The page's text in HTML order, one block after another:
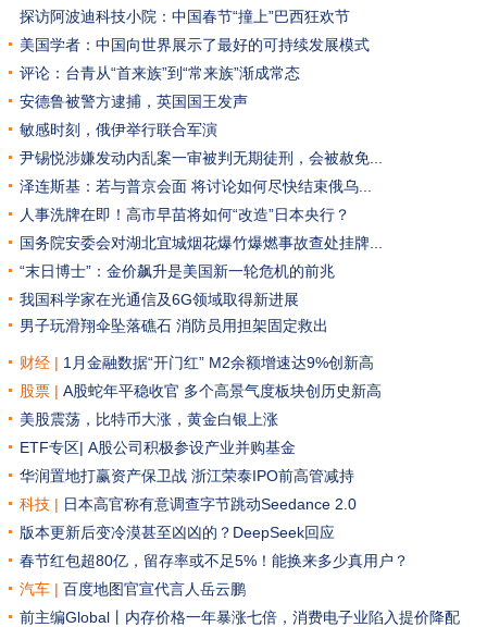
探访阿波迪科技小院：中国春节“撞上”巴西狂欢节
美国学者：中国向世界展示了最好的可持续发展模式
评论：台青从“首来族”到“常来族”渐成常态
安德鲁被警方逮捕，英国国王发声
敏感时刻，俄伊举行联合军演
尹锡悦涉嫌发动内乱案一审被判无期徒刑，会被赦免...
泽连斯基：若与普京会面 将讨论如何尽快结束俄乌...
人事洗牌在即！高市早苗将如何“改造”日本央行？
国务院安委会对湖北宜城烟花爆竹爆燃事故查处挂牌...
“末日博士”：金价飙升是美国新一轮危机的前兆
我国科学家在光通信及6G领域取得新进展
男子玩滑翔伞坠落礁石 消防员用担架固定救出
财经 | 1月金融数据“开门红” M2余额增速达9%创新高
股票 | A股蛇年平稳收官 多个高景气度板块创历史新高
美股震荡，比特币大涨，黄金白银上涨
ETF专区| A股公司积极参设产业并购基金
华润置地打赢资产保卫战 浙江荣泰IPO前高管减持
科技 | 日本高官称有意调查字节跳动Seedance 2.0
版本更新后变冷漠甚至凶凶的？DeepSeek回应
春节红包超80亿，留存率或不足5%！能换来多少真用户？
汽车 | 百度地图官宣代言人岳云鹏
前主编Global丨内存价格一年暴涨七倍，消费电子业陷入提价降配